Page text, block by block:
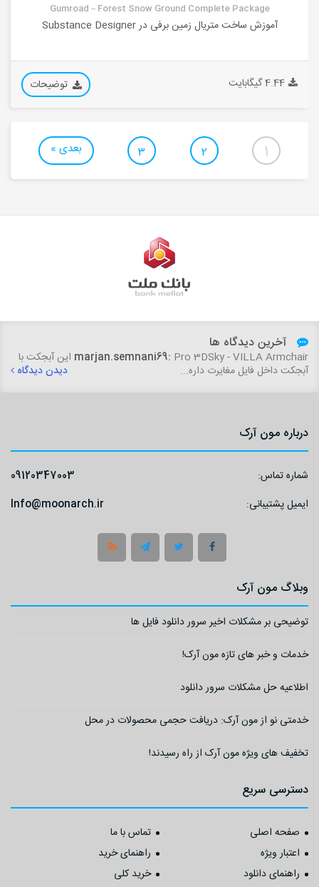
Gumroad – Forest Snow Ground Complete Package
آموزش ساخت متریال زمین برفی در Substance Designer
4.44 گیگابایت توضیحات
1
2
3 بعدی »
آخرین دیدگاه ها
marjan.semnani69: Pro 3DSky - VILLA Armchair این آبجکت با
آبجکت داخل فایل مغایرت داره... دیدن دیدگاه
درباره مون آرک
شماره تماس:
09120347003
ایمیل پشتیبانی:
Info@moonarch.ir
وبلاگ مون آرک
توضیحی بر مشکلات اخیر سرور دانلود فایل ها
خدمات و خبر های تازه مون آرک!
اطلاعیه حل مشکلات سرور دانلود
خدمتی نو از مون آرک: دریافت حجمی محصولات در محل
تخفیف های ویژه مون آرک از راه رسیدند!
دسترسی سریع
صفحه اصلی
تماس با ما
اعتبار ویژه
راهنمای خرید
راهنمای دانلود
خرید کلی